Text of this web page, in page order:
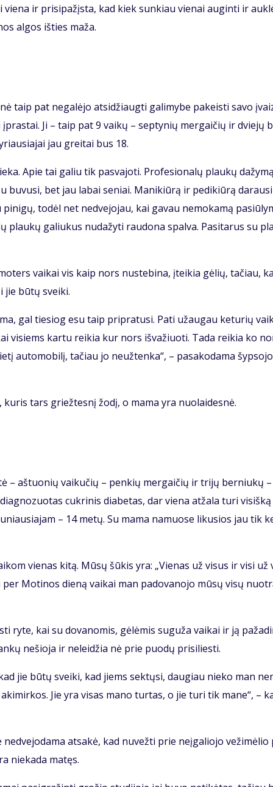
ir pri­si­pa­žįs­ta, kad kiek sun­kiau vie­nai au­gin­ti ir
al­gos iš­ties ma­ža.
taip pat ne­ga­lė­jo at­si­džiaug­ti ga­li­my­be pa­keis­ti sa­vo
Ji – taip pat 9 vai­kų – sep­ty­nių mer­gai­čių ir dvie­jų
jau grei­tai bus 18.
Apie tai ga­liu tik pa­sva­jo­ti. Pro­fe­sio­na­lų plau­kų
bu­vu­si, bet jau la­bai se­niai. Ma­ni­kiū­rą ir pe­di­kiū­rą
to­dėl net ne­dve­jo­jau, kai ga­vau ne­mo­ka­mą
plau­kų ga­liu­kus nu­da­žy­ti rau­do­na spal­va. Pa­si­ta­rus su
vai­kai vis kaip nors nu­ste­bi­na, įtei­kia gė­lių, ta­čiau,
jie bū­tų svei­ki.
gal tie­siog esu taip pri­pra­tu­si. Pa­ti už­au­gau ke­tu­rių
vi­siems kar­tu rei­kia kur nors iš­va­žiuo­ti. Ta­da rei­kia ko
au­to­mo­bi­lį, ta­čiau jo ne­už­ten­ka“, – pa­sa­ko­da­ma
tars griež­tes­nį žo­dį, o ma­ma yra nuo­lai­des­nė.
– aš­tuo­nių vai­ku­čių – pen­kių mer­gai­čių ir tri­jų ber­niu­kų
cuk­ri­nis dia­be­tas, dar vie­na at­ža­la tu­ri vi­siš­ką
– 14 me­tų. Su ma­ma na­muo­se li­ku­sios jau tik
vie­nas ki­tą. Mū­sų šū­kis yra: „Vie­nas už vi­sus ir vi­si
per Mo­ti­nos die­ną vai­kai man pa­do­va­no­jo mū­sų vi­sų
ry­te, kai su do­va­no­mis, gė­lė­mis su­gu­ža vai­kai ir ją
ne­šio­ja ir ne­lei­džia nė prie puo­dų pri­si­lies­ti.
jie bū­tų svei­ki, kad jiems sek­tų­si, dau­giau nie­ko man
Jie yra vi­sas ma­no tur­tas, o jie tu­ri tik ma­ne“, –
ne­dve­jo­da­ma at­sa­kė, kad nu­vež­ti prie ne­įga­lio­jo
nie­ka­da ma­tęs.